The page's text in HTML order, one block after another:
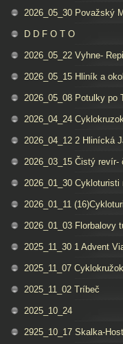
2026_05_30 Považský
D D F O T O
2026_05_22 Vyhne-
2026_05_15 Hliník a
2026_05_08 Potulky po
2026_04_24
2026_04_12 2 Hlinícká
2026_03_15 Čistý
2026_01_30 Cykloturisti
2026_01_11
2026_01_03 Florbalovy
2025_11_30 1 Advent
2025_11_07 Cyklokružok
2025_11_02 Tríbeč
2025_10_24
2925_10_17 Skalka-